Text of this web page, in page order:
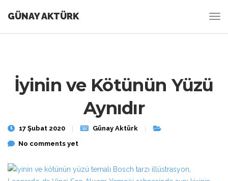
GÜNAY AKTÜRK
İyinin ve Kötünün Yüzü
Aynıdır
17 Şubat 2020
Günay Aktürk
No comments yet